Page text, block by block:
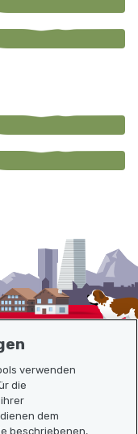
verwenden
die
dem
beschriebenen,